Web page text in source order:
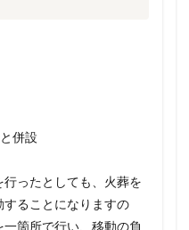
併設
ったとしても、火葬を
ることになりますの
箇所で行い、移動の負